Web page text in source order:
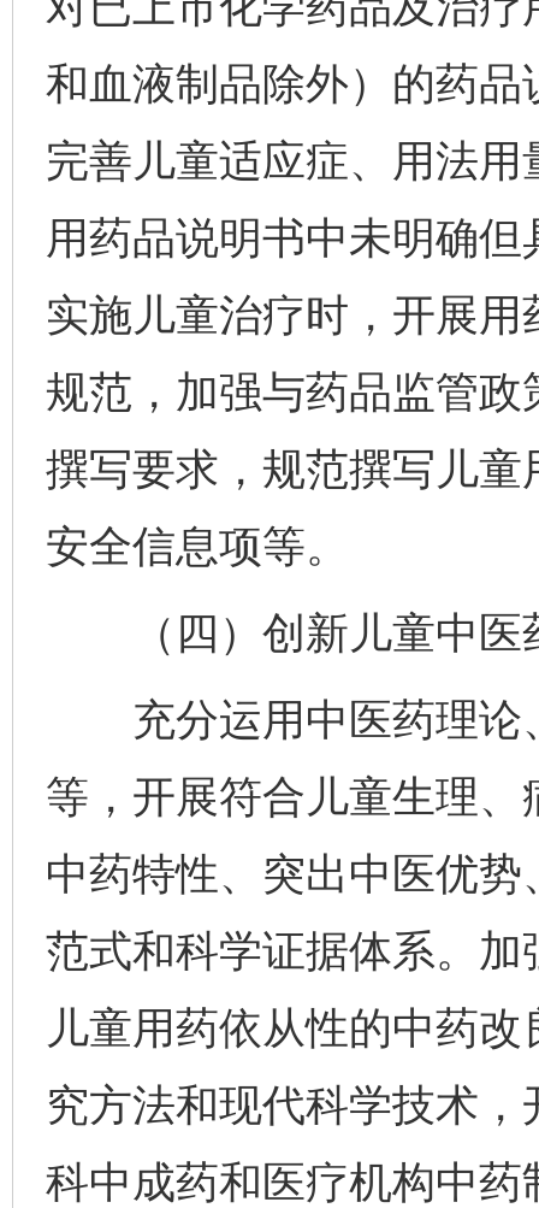
和血液制品除外）的药
完善儿童适应症、用法
用药品说明书中未明确
实施儿童治疗时，开展
规范，加强与药品监管
撰写要求，规范撰写儿
安全信息项等。
（四）创新儿童中医
充分运用中医药理论
等，开展符合儿童生理
中药特性、突出中医优
范式和科学证据体系。
儿童用药依从性的中药
究方法和现代科学技术
科中成药和医疗机构中